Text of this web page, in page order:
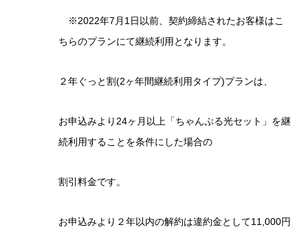
※2022年7月1日以前、契約締結されたお客様はこ
ちらのプランにて継続利用となります。
２年ぐっと割(2ヶ年間継続利用タイプ)プランは、
お申込みより24ヶ月以上「ちゃんぷる光セット」を継
続利用することを条件にした場合の
割引料金です。
お申込みより２年以内の解約は違約金として11,000円